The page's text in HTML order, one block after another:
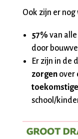
Ook zijn er
57% van
door
Er zijn in de
zorgenover
school/